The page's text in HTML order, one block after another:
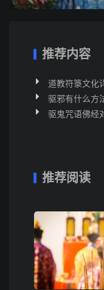
推荐内容
道教符箓文化
驱邪有什么方
驱鬼咒语佛经
推荐阅读